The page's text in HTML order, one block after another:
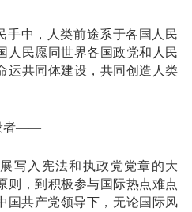
手中，人类前途系于各国人民
人民愿同世界各国政党和人民
运共同体建设，共同创造人类
者——
写入宪法和执政党党章的大
则，到积极参与国际热点难点
共产党领导下，无论国际风